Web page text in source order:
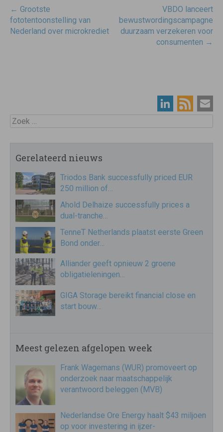
Post
navigatie
← Grootste
fototentoonstelling van
Nederland over microkrediet
VBDO lanceert
bewustwordingscampagne
duurzaam verzekeren voor
consumenten →
Zoek
Gerelateerd nieuws
Triodos Bank successfully priced EUR
250 million of…
Ahold Delhaize successfully prices a
dual-tranche…
TenneT Netherlands plaatst eerste Green
Bond onder…
Alliander geeft opnieuw 2 groene
obligatieleningen…
GIGA Storage bereikt financial close en
start bouw…
Meest gelezen afgelopen week
Frank Wagemans (WUR) promoveert op
onderzoek naar maatschappelijk
verantwoord beleggen (MVB)
Nederlandse Ore Energy haalt $43 miljoen
op voor investering in ijzer-